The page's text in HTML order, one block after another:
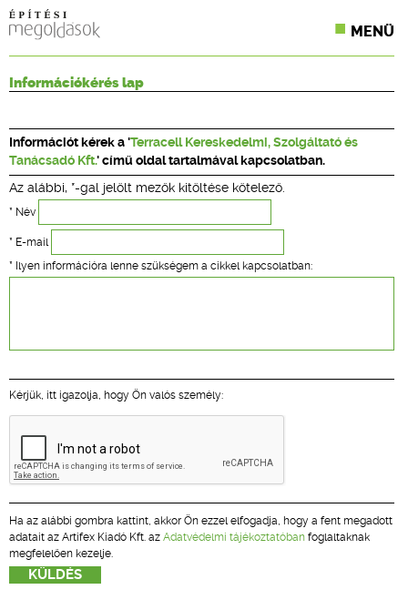
MENÜ
CPR TERMÉKKIÍRÁS
ÉPÍTÉSI JOG
ONLINE KÉPZÉSEK
TERVEZÉSI SEGÉDLETEK
Információkérés lap
Információt kérek a 'Terracell Kereskedelmi, Szolgáltató és
Tanácsadó Kft.' című oldal tartalmával kapcsolatban.
Az alábbi, *-gal jelölt mezők kitöltése kötelező.
* Név
* E-mail
* Ilyen információra lenne szükségem a cikkel kapcsolatban:
Kérjük, itt igazolja, hogy Ön valós személy:
Ha az alábbi gombra kattint, akkor Ön ezzel elfogadja, hogy a fent megadott
adatait az Artifex Kiadó Kft. az Adatvédelmi tájékoztatóban foglaltaknak
megfelelően kezelje.